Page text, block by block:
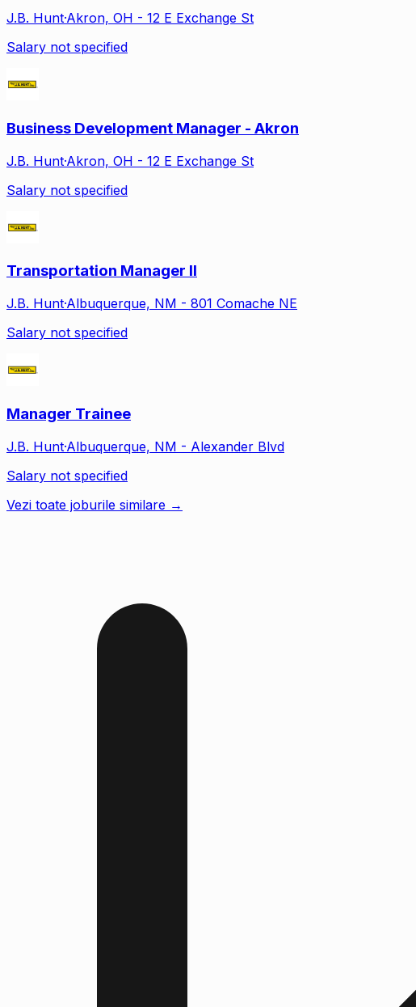
J.B. Hunt·Akron, OH - 12 E Exchange St
Salary not specified
Business Development Manager - Akron
J.B. Hunt·Akron, OH - 12 E Exchange St
Salary not specified
Transportation Manager II
J.B. Hunt·Albuquerque, NM - 801 Comache NE
Salary not specified
Manager Trainee
J.B. Hunt·Albuquerque, NM - Alexander Blvd
Salary not specified
Vezi toate joburile similare →